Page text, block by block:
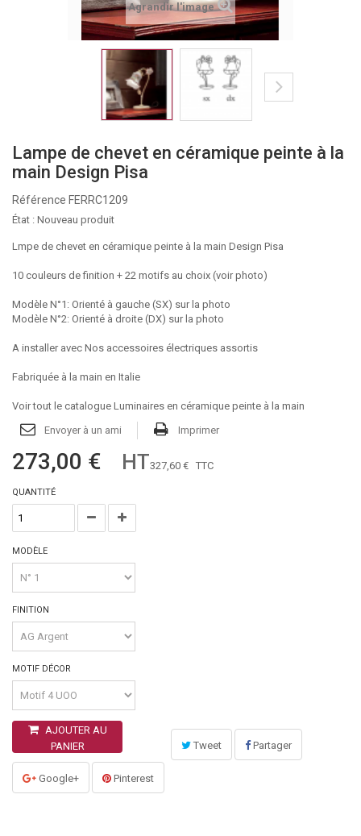
Agrandir l'image
Lampe de chevet en céramique peinte à la
main Design Pisa
Référence FERRC1209
État : Nouveau produit
Lmpe de chevet en céramique peinte à la main Design Pisa
10 couleurs de finition + 22 motifs au choix (voir photo)
Modèle N°1: Orienté à gauche (SX) sur la photo
Modèle N°2: Orienté à droite (DX) sur la photo
A installer avec Nos accessoires électriques assortis
Fabriquée à la main en Italie
Voir tout le catalogue Luminaires en céramique peinte à la main
Envoyer à un ami
Imprimer
273,00 € HT327,60 € TTC
QUANTITÉ
MODÈLE
FINITION
MOTIF DÉCOR
AJOUTER AU
PANIER
Tweet Partager
Google+ Pinterest